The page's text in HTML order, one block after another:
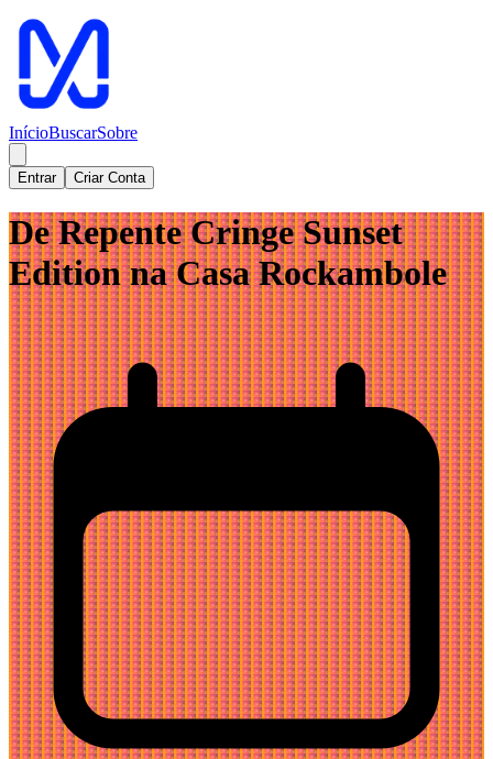
InícioBuscarSobre
Entrar Criar Conta
De Repente Cringe Sunset
Edition na Casa Rockambole